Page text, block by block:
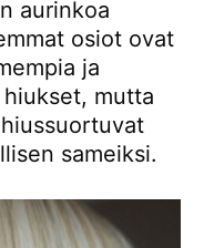
aurinkoa
osiot ovat
ja
mutta
sameiksi.